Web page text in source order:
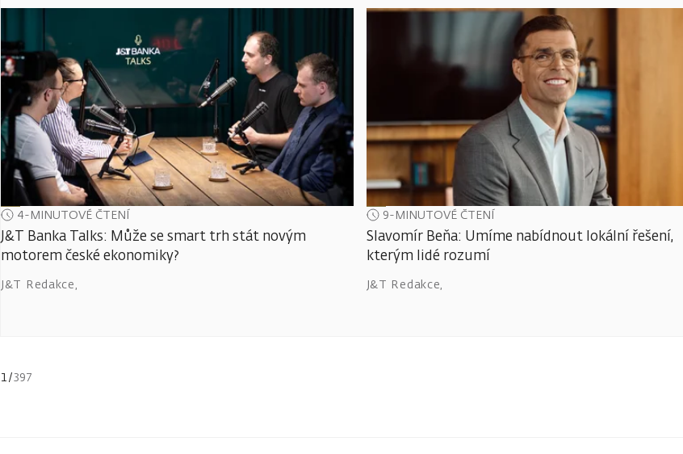
4-MINUTOVÉ ČTENÍ
J&T Banka Talks: Může se smart trh stát novým
motorem české ekonomiky?
J&T Redakce,
9-MINUTOVÉ ČTENÍ
Slavomír Beňa: Umíme nabídnout lokální řešení,
kterým lidé rozumí
J&T Redakce,
1/397